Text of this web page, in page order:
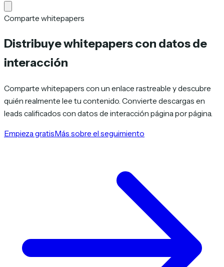
Comparte whitepapers
Distribuye whitepapers con datos de
interacción
Comparte whitepapers con un enlace rastreable y descubre
quién realmente lee tu contenido. Convierte descargas en
leads calificados con datos de interacción página por página.
Empieza gratisMás sobre el seguimiento